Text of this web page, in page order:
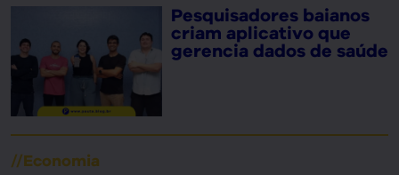
Pesquisadores baianos
criam aplicativo que
gerencia dados de saúde
//Economia